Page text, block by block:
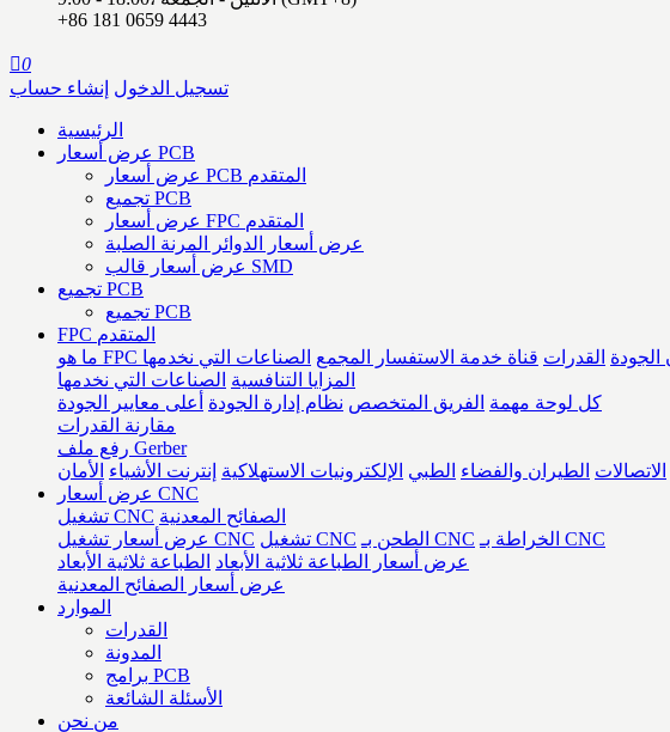
+86 181 0659 4443
0
تسجيل الدخول إنشاء حساب
الرئيسية
عرض أسعار PCB
عرض أسعار PCB المتقدم
تجميع PCB
عرض أسعار FPC المتقدم
عرض أسعار الدوائر المرنة الصلبة
عرض أسعار قالب SMD
تجميع PCB
تجميع PCB
FPC المتقدم
القدرات قناة خدمة الاستفسار المجمع الصناعات التي نخدمها
المزايا التنافسية الصناعات التي نخدمها
كل لوحة مهمة الفريق المتخصص نظام إدارة الجودة
أعلى معايير الجودة
مقارنة القدرات
رفع ملف Gerber
الاتصالات الطيران والفضاء الطبي الإلكترونيات الاستهلاكية إنترنت الأشياء الأمان
عرض أسعار CNC
تشغيل CNC الصفائح المعدنية
عرض أسعار تشغيل CNC
تشغيل CNC الطحن بـ CNC
الخراطة بـ CNC
عرض أسعار الطباعة ثلاثية الأبعاد الطباعة ثلاثية الأبعاد
عرض أسعار الصفائح المعدنية
الموارد
القدرات
المدونة
برامج PCB
الأسئلة الشائعة
من نحن